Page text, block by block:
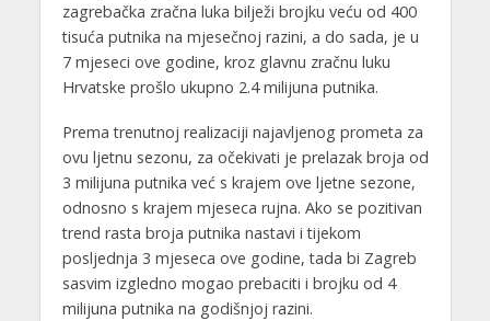
zagrebačka zračna luka bilježi brojku veću od 400
tisuća putnika na mjesečnoj razini, a do sada, je u
7 mjeseci ove godine, kroz glavnu zračnu luku
Hrvatske prošlo ukupno 2.4 milijuna putnika.
Prema trenutnoj realizaciji najavljenog prometa za
ovu ljetnu sezonu, za očekivati je prelazak broja od
3 milijuna putnika već s krajem ove ljetne sezone,
odnosno s krajem mjeseca rujna. Ako se pozitivan
trend rasta broja putnika nastavi i tijekom
posljednja 3 mjeseca ove godine, tada bi Zagreb
sasvim izgledno mogao prebaciti i brojku od 4
milijuna putnika na godišnjoj razini.